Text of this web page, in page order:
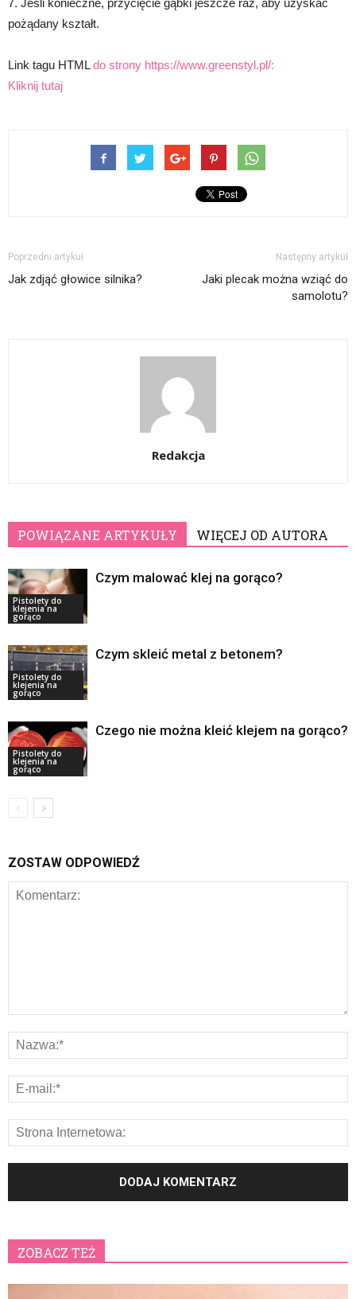
7. Jeśli konieczne, przycięcie gąbki jeszcze raz, aby uzyskać
pożądany kształt.
Link tagu HTMLdo strony https://www.greenstyl.pl/:
Kliknij tutaj
Poprzedni artykuł
Jak zdjąć głowice silnika?
Następny artykuł
Jaki plecak można wziąć do
samolotu?
Redakcja
POWIĄZANE ARTYKUŁY WIĘCEJ OD AUTORA
Pistolety do
klejenia na
gorąco
Czym malować klej na gorąco?
Pistolety do
klejenia na
gorąco
Czym skleić metal z betonem?
Pistolety do
klejenia na
gorąco
Czego nie można kleić klejem na gorąco?
ZOSTAW ODPOWIEDŹ
ZOBACZ TEŻ